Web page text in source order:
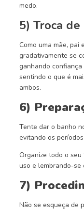
medo.
5) Troca
Como uma mãe, pai
gradativamente se
ganhando
sentindo o que é
ambos.
6)
Tente dar o banho
evitando os
Organize todo o seu
uso e lembrando-se
7)
Não se esqueça de